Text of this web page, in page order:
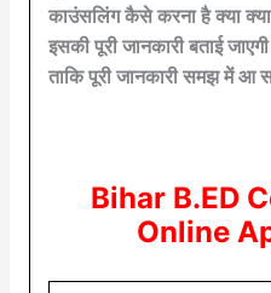
काउंसलिंग कैसे करना है क्या
इसकी पूरी जानकारी बताई
ताकि पूरी जानकारी समझ में आ
Bihar B.ED
Online